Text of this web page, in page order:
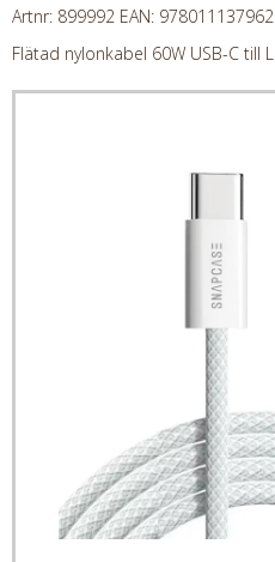
Artnr: 899992 EAN:
Flätad nylonkabel 60W USB-C till